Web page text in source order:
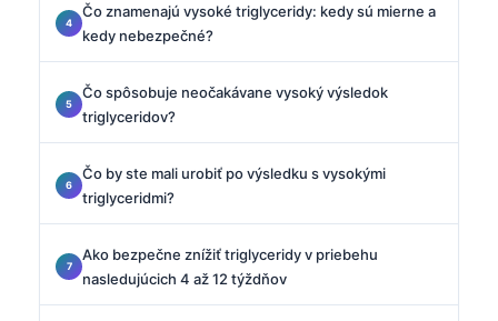
Čo znamenajú vysoké triglyceridy: kedy sú mierne a
kedy nebezpečné?
Čo spôsobuje neočakávane vysoký výsledok
triglyceridov?
Čo by ste mali urobiť po výsledku s vysokými
triglyceridmi?
Ako bezpečne znížiť triglyceridy v priebehu
nasledujúcich 4 až 12 týždňov